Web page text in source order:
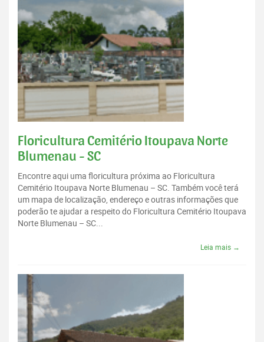
Floricultura Cemitério Itoupava Norte
Blumenau - SC
Encontre aqui uma floricultura próxima ao Floricultura
Cemitério Itoupava Norte Blumenau – SC. Também você terá
um mapa de localização, endereço e outras informações que
poderão te ajudar a respeito do Floricultura Cemitério Itoupava
Norte Blumenau – SC...
Leia mais →